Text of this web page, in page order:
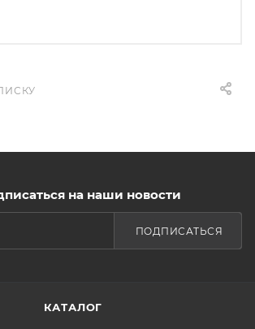
на наши новости
ПОДПИСАТЬСЯ
КАТАЛОГ